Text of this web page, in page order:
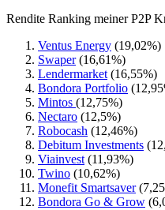
Rendite Ranking meiner P2P
Ventus Energy (19,02%)
Swaper(16,61%)
Lendermarket (16,55%)
Bondora Portfolio
Mintos (12,75%)
Nectaro (12,5%)
Robocash (12,46%)
Debitum Investments
Viainvest (11,93%)
Twino (10,62%)
Monefit Smartsaver
Bondora Go & Grow